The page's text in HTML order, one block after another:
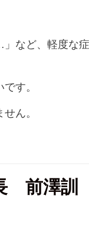
など、軽度な
す。
ん。
前澤訓